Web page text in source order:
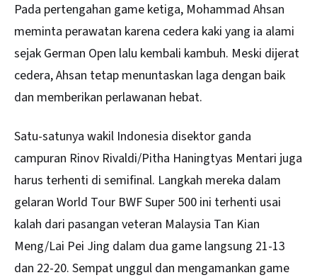
Pada pertengahan game ketiga, Mohammad Ahsan
meminta perawatan karena cedera kaki yang ia alami
sejak German Open lalu kembali kambuh. Meski dijerat
cedera, Ahsan tetap menuntaskan laga dengan baik
dan memberikan perlawanan hebat.
Satu-satunya wakil Indonesia disektor ganda
campuran Rinov Rivaldi/Pitha Haningtyas Mentari juga
harus terhenti di semifinal. Langkah mereka dalam
gelaran World Tour BWF Super 500 ini terhenti usai
kalah dari pasangan veteran Malaysia Tan Kian
Meng/Lai Pei Jing dalam dua game langsung 21-13
dan 22-20. Sempat unggul dan mengamankan game